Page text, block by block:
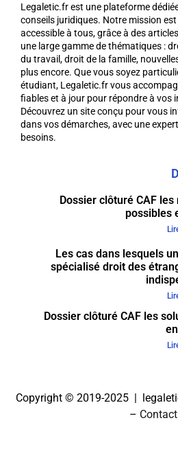
Legaletic.fr est une plateforme
conseils juridiques. Notre mission
accessible à tous, grâce à des
une large gamme de thématiques :
du travail, droit de la famille,
plus encore. Que vous soyez
étudiant, Legaletic.fr vous
fiables et à jour pour répondre à vos
Découvrez un site conçu pour vous
dans vos démarches, avec une
besoins.
Dossier clôturé CAF les
possibles
Les cas dans lesquels
spécialisé droit des
Dossier clôturé CAF les
Copyright © 2019-2025 |
– Contact